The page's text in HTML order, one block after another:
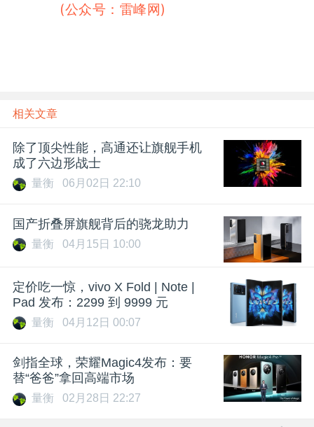
(公众号：雷峰网)
相关文章
除了顶尖性能，高通还让旗舰手机
成了六边形战士
量衡 06月02日 22:10
国产折叠屏旗舰背后的骁龙助力
量衡 04月15日 10:00
定价吃一惊，vivo X Fold | Note |
Pad 发布：2299 到 9999 元
量衡 04月12日 00:07
剑指全球，荣耀Magic4发布：要
替“爸爸”拿回高端市场
量衡 02月28日 22:27